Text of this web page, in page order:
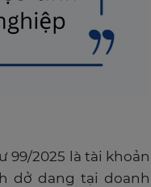
99/2025 là tài khoản
dở dang tại doanh